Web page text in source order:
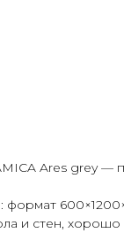
Ares grey —
формат
и стен, хорошо